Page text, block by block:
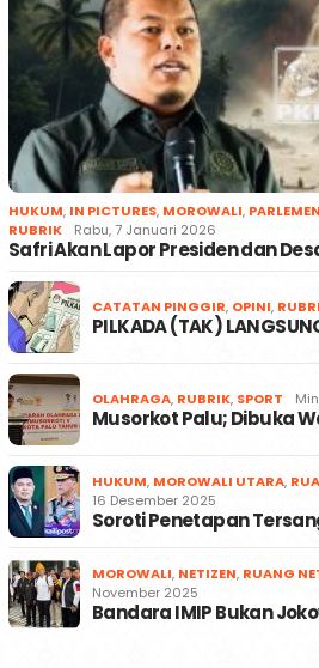
HUKUM, IN PICTURES, MOROWALI,
RUBRIK
Rabu, 7 Januari 2026
Safri Akan Lapor Presiden dan
CATATAN PINGGIR, OPINI,
PILKADA (TAK)
OLAHRAGA, RUBRIK, SPORT
Musorkot Palu; Dibuka
HUKUM, MOROWALI UTARA,
16 Desember 2025
Soroti Penetapan
MOROWALI, NETIZEN, RUANG
November 2025
Bandara IMIP Bukan